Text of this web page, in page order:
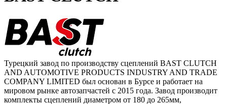
Турецкий завод по производству сцеплений BAST CLUTCH
AND AUTOMOTIVE PRODUCTS INDUSTRY AND TRADE
COMPANY LIMITED был основан в Бурсе и работает на
мировом рынке автозапчастей с 2015 года. Завод производит
комплекты сцеплений диаметром от 180 до 265мм,